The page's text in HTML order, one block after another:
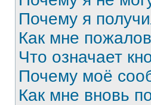
Почему я
Как мне
Что означает
Почему моё
Как мне вновь